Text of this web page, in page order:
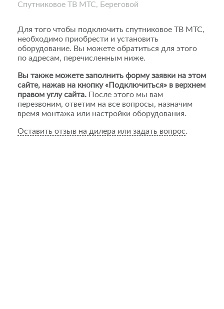
Спутниковое ТВ МТС, Береговой
Для того чтобы подключить спутниковое ТВ МТС,
необходимо приобрести и установить
оборудование. Вы можете обратиться для этого
по адресам, перечисленным ниже.
Вы также можете заполнить форму заявки на этом
сайте, нажав на кнопку «Подключиться» в верхнем
правом углу сайта. После этого мы вам
перезвоним, ответим на все вопросы, назначим
время монтажа или настройки оборудования.
Оставить отзыв на дилера или задать вопрос.